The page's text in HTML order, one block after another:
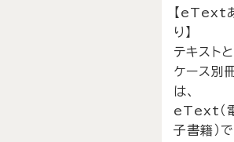
【eText
り】
テキストと
ケース別
は、
eText（
子書籍）で